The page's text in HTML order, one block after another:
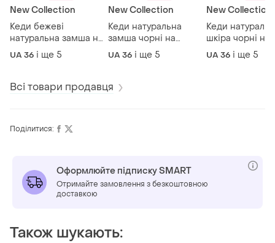
New Collection
Кеди бежеві
натуральна замша на
липучках на
платформі лофери
UA 36 і ще 5
New Collection
Кеди натуральна
замша чорні на
платформі липучки
лофери
UA 36 і ще 5
New Collection
Кеди
шкіра чорні на
платформі
липучки
UA 36 і ще 5
Всі товари продавця
Поділитися:
Оформлюйте підписку SMART
Отримайте замовлення з безкоштовною
доставкою
Також шукають: